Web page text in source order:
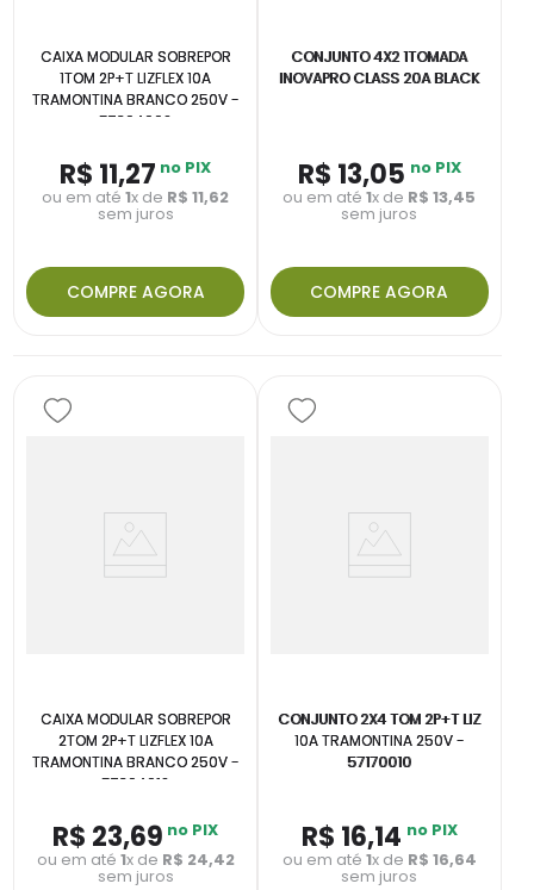
CAIXA MODULAR SOBREPOR
1TOM 2P+T LIZFLEX 10A
TRAMONTINA BRANCO 250V -
57304002
R$ 11,27 no PIX
ou em até1x de R$ 11,62
sem juros
COMPRE AGORA
CONJUNTO 4X2 1TOMADA
INOVAPRO CLASS 20A BLACK
R$ 13,05 no PIX
ou em até1x de R$ 13,45
sem juros
COMPRE AGORA
CAIXA MODULAR SOBREPOR
2TOM 2P+T LIZFLEX 10A
TRAMONTINA BRANCO 250V -
57304012
R$ 23,69 no PIX
ou em até 1x de R$ 24,42
sem juros
CONJUNTO 2X4 TOM 2P+T LIZ
10A TRAMONTINA 250V -
57170010
R$ 16,14 no PIX
ou em até 1x de R$ 16,64
sem juros